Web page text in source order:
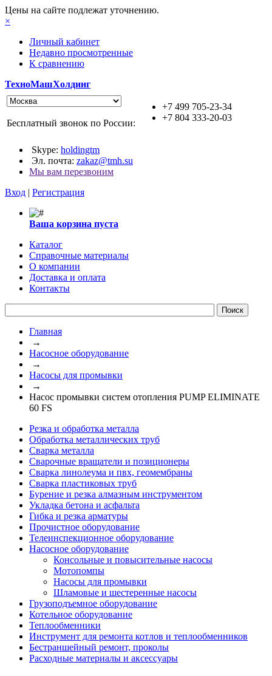
Цены на сайте подлежат уточнению.
×
Личный кабинет
Недавно просмотренные
К сравнению
ТехноМашХолдинг
+7 499 705-23-34
+7 804 333-20-03
Бесплатный звонок по России:
Skype: holdingtm
Эл. почта: zakaz@tmh.su
Мы вам перезвоним
Вход | Регистрация
Ваша корзина пуста
Каталог
Справочные материалы
О компании
Доставка и оплата
Контакты
Главная
→
Насосное оборудование
→
Насосы для промывки
→
Насос промывки систем отопления PUMP ELIMINATE
60 FS
Резка и обработка металла
Обработка металлических труб
Сварка металла
Сварочные вращатели и позиционеры
Сварка линолеума и пвх, геомембраны
Сварка пластиковых труб
Бурение и резка алмазным инструментом
Укладка бетона и асфальта
Гибка и резка арматуры
Прочистное оборудование
Телеинспекционное оборудование
Насосное оборудование
Консольные и повысительные насосы
Мотопомпы
Насосы для промывки
Шламовые и шестеренные насосы
Грузоподъемное оборудование
Котельное оборудование
Теплообменники
Инструмент для ремонта котлов и теплообменников
Бестраншейный ремонт, проколы
Расходные материалы и аксессуары